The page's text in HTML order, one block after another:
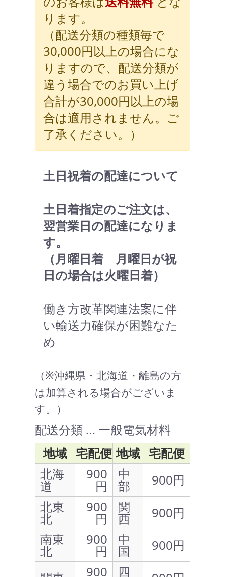
ります。
（配送分類の種類毎で
30,000円以上の場合にな
りますので、配送分類が
違う場合でのお買い上げ
合計が30,000円以上の場
合は適用されません。ご
了承ください。）
土日祝着の配達について
土日着指定のご注文は、
翌営業日の配達になりま
す。
（月曜日着 月曜日が祝
日の場合は火曜日着）
働き方改革関連法案に伴
い輸送力確保が困難なた
め
（※沖縄県・北海道・離島の方
は加算される場合がございま
す。）
配送分類 … 一般電気材料
地域 宅配便 地域 宅配便
北海
道
900
円
中
部
900円
北東
北
900
円
関
西
900円
南東
北
900
円
中
国
900円
900 四